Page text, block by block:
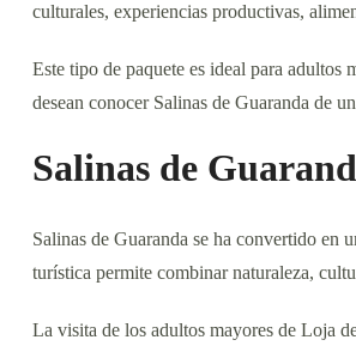
culturales, experiencias productivas,
Este tipo de paquete es ideal para adultos
desean conocer Salinas de Guaranda de
Salinas de
Salinas de Guaranda se ha convertido en
turística permite combinar naturaleza,
La visita de los adultos mayores de Loja